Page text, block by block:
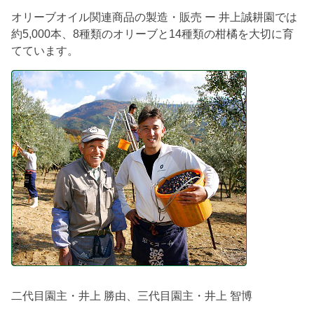
オリーブオイル関連商品の製造・販売 ー 井上誠耕園では
約5,000本、8種類のオリーブと14種類の柑橘を大切に育
てています。
二代目園主・井上 勝由、三代目園主・井上 智博